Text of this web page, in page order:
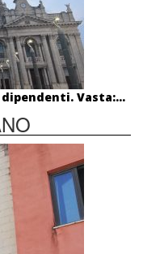
Vasta:...